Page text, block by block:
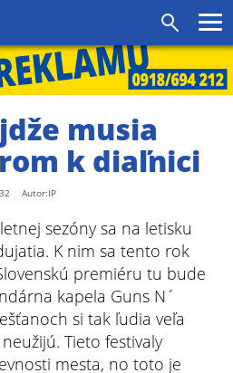
musia
k diaľnici
Autor:IP
sezóny sa na letisku
K nim sa tento rok
premiéru tu bude
kapela Guns N´
si tak ľudia veľa
Tieto festivaly
mesta, no toto je